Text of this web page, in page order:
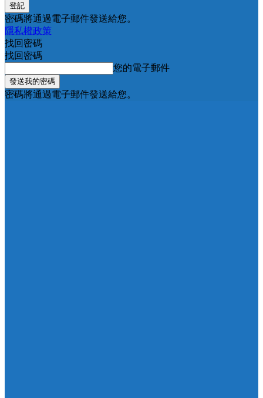
密碼將通過電子郵件發送給您。
隱私權政策
找回密碼
找回密碼
您的電子郵件
密碼將通過電子郵件發送給您。